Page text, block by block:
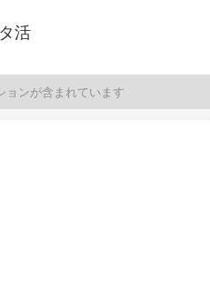
活
ョンが含まれています